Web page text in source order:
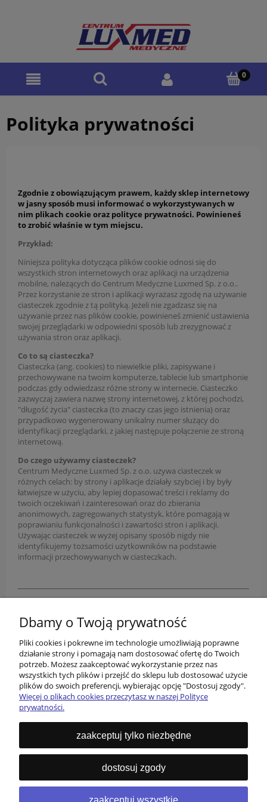
Polityka prywatności
Zgodnie z obowiązującym prawem, każdy sklep internetowy
w jasny sposób musi informować o wykorzystywanych w
nim plikach cookie oraz polityce prywatności. Powinieneś
to zrobić właśnie w tym miejscu.
Przykład:
Niniejsza polityka dotycząca plików cookie odnosi się do
wszystkich stron internetowych oraz aplikacji na urządzenia
mobilne, należących do Centrum Medyczne Luxmed Sp. z o.o..
Przez korzystanie ze stron i aplikacji wyrażasz zgodę na używanie
ciasteczek zgodnie z tą polityką. Jeżeli nie zgadzasz się na
używanie przez nas plików cookie, powinieneś zmienić ustawienia
swojej przeglądarki w odpowiedni sposób lub zrezygnować z
używania stron oraz aplikacji.
Co to są ciasteczka?
Ciasteczka (ang. cookies) to niewielkie pliki, zapisywane i
przechowywane na twoim komputerze, tablecie lub smartphonie
podczas gdy odwiedzasz różne strony w internecie. Ciasteczko
zazwyczaj zawiera nazwę strony internetowej, z której pochodzi,
"długość życia" ciasteczka (to znaczy czas jego istnienia) oraz
przypadkowo wygenerowany unikalny numer służący do
identyfikacji przeglądarki, z jakiej następuje połączenie ze stroną
internetową.
Do czego używamy ciasteczek?
Centrum Medyczne Luxmed Sp. z o.o. używa ciasteczek w
różnych celach: by strony i aplikacje działały szybciej i by były
łatwiejsze w użyciu, aby lepiej dopasować treści i reklamy do
twoich oczekiwań i zainteresowań oraz do zbierania
anonimowych, zagregowanych statystyk, które pomagają w
poprawianiu funkcjonalności i zawartości stron i aplikacji.
Używając ciasteczek w wyżej opisany sposób nigdy nie
identyfikujemy tożsamości użytkowników na podstawie
informacji przechowywanych w ciasteczkach.
Polityka prywatności
O nas
Informacje
Kontakt
Dbamy o Twoją prywatność
Pliki cookies i pokrewne im technologie umożliwiają poprawne
działanie strony i pomagają nam dostosować ofertę do Twoich
potrzeb. Możesz zaakceptować wykorzystanie przez nas
wszystkich tych plików i przejść do sklepu lub dostosować użycie
plików do swoich preferencji, wybierając opcję "Dostosuj zgody".
Więcej o plikach cookies przeczytasz w naszej Polityce
prywatności.
zaakceptuj tylko niezbędne
dostosuj zgody
zaakceptuj wszystkie